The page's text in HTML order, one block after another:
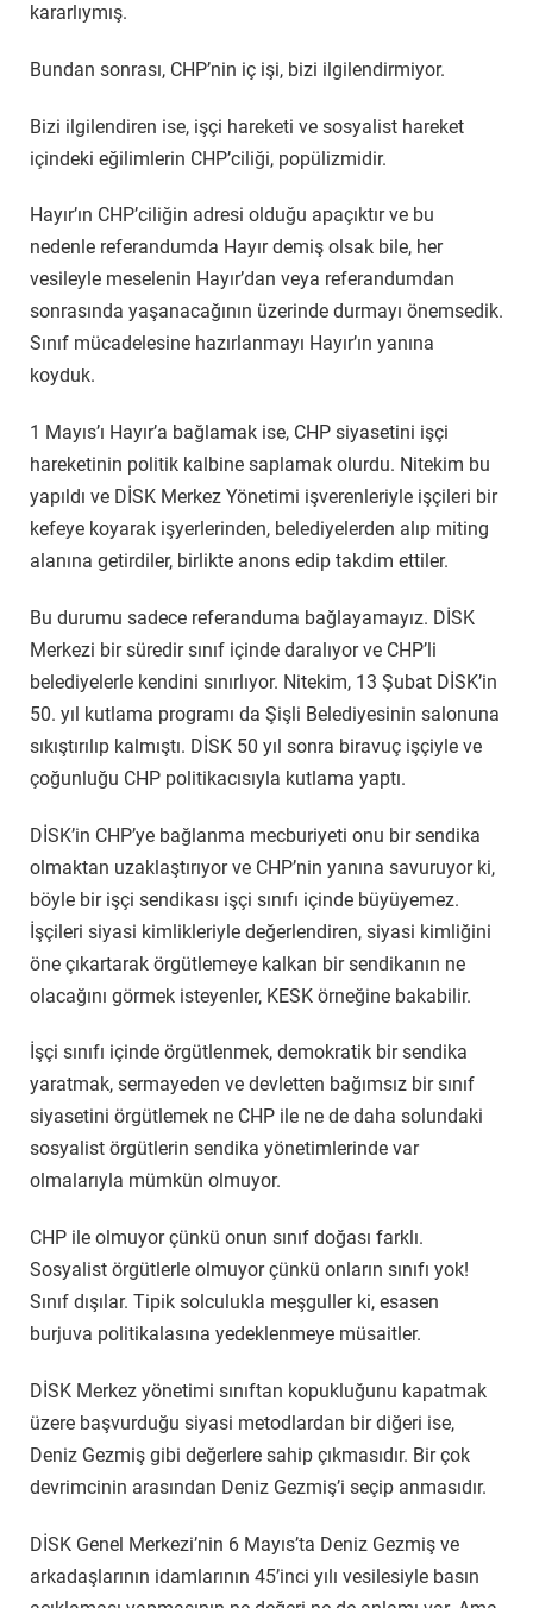
kararlıymış.
Bundan sonrası, CHP’nin iç işi, bizi ilgilendirmiyor.
Bizi ilgilendiren ise, işçi hareketi ve sosyalist hareket
içindeki eğilimlerin CHP’ciliği, popülizmidir.
Hayır’ın CHP’ciliğin adresi olduğu apaçıktır ve bu
nedenle referandumda Hayır demiş olsak bile, her
vesileyle meselenin Hayır’dan veya referandumdan
sonrasında yaşanacağının üzerinde durmayı önemsedik.
Sınıf mücadelesine hazırlanmayı Hayır’ın yanına
koyduk.
1 Mayıs’ı Hayır’a bağlamak ise, CHP siyasetini işçi
hareketinin politik kalbine saplamak olurdu. Nitekim bu
yapıldı ve DİSK Merkez Yönetimi işverenleriyle işçileri bir
kefeye koyarak işyerlerinden, belediyelerden alıp miting
alanına getirdiler, birlikte anons edip takdim ettiler.
Bu durumu sadece referanduma bağlayamayız. DİSK
Merkezi bir süredir sınıf içinde daralıyor ve CHP’li
belediyelerle kendini sınırlıyor. Nitekim, 13 Şubat DİSK’in
50. yıl kutlama programı da Şişli Belediyesinin salonuna
sıkıştırılıp kalmıştı. DİSK 50 yıl sonra biravuç işçiyle ve
çoğunluğu CHP politikacısıyla kutlama yaptı.
DİSK’in CHP’ye bağlanma mecburiyeti onu bir sendika
olmaktan uzaklaştırıyor ve CHP’nin yanına savuruyor ki,
böyle bir işçi sendikası işçi sınıfı içinde büyüyemez.
İşçileri siyasi kimlikleriyle değerlendiren, siyasi kimliğini
öne çıkartarak örgütlemeye kalkan bir sendikanın ne
olacağını görmek isteyenler, KESK örneğine bakabilir.
İşçi sınıfı içinde örgütlenmek, demokratik bir sendika
yaratmak, sermayeden ve devletten bağımsız bir sınıf
siyasetini örgütlemek ne CHP ile ne de daha solundaki
sosyalist örgütlerin sendika yönetimlerinde var
olmalarıyla mümkün olmuyor.
CHP ile olmuyor çünkü onun sınıf doğası farklı.
Sosyalist örgütlerle olmuyor çünkü onların sınıfı yok!
Sınıf dışılar. Tipik solculukla meşguller ki, esasen
burjuva politikalasına yedeklenmeye müsaitler.
DİSK Merkez yönetimi sınıftan kopukluğunu kapatmak
üzere başvurduğu siyasi metodlardan bir diğeri ise,
Deniz Gezmiş gibi değerlere sahip çıkmasıdır. Bir çok
devrimcinin arasından Deniz Gezmiş’i seçip anmasıdır.
DİSK Genel Merkezi’nin 6 Mayıs’ta Deniz Gezmiş ve
arkadaşlarının idamlarının 45’inci yılı vesilesiyle basın